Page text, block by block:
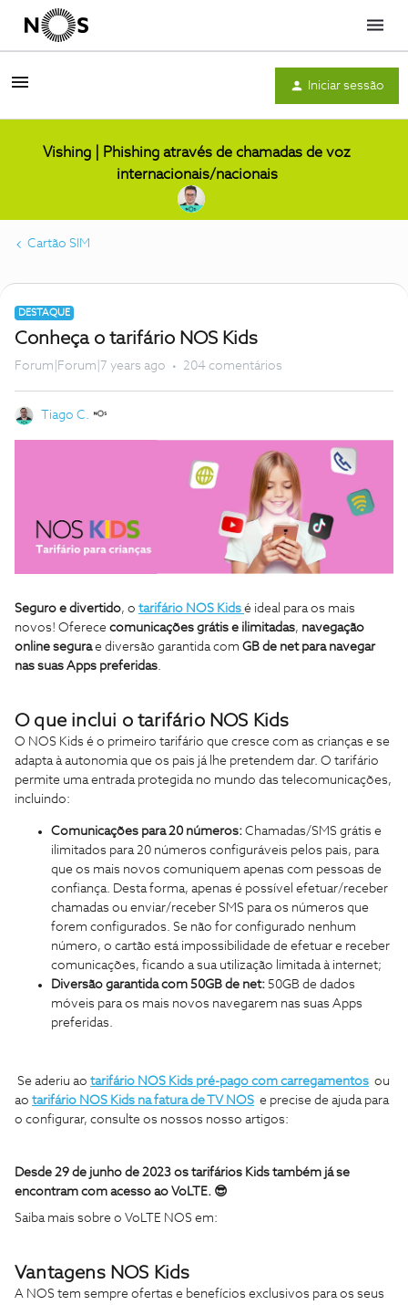
Menu
Iniciar sessão
Vishing | Phishing através de chamadas de voz
internacionais/nacionais
Cartão SIM
DESTAQUE
Conheça o tarifário NOS Kids
Forum|Forum|7 years ago 204 comentários
Tiago C.
Seguro e divertido, o tarifário NOS Kids é ideal para os mais
novos! Oferece comunicações grátis e ilimitadas, navegação
online segurae diversão garantida com GB de net para navegar
nas suas Apps preferidas.
O que inclui o tarifário NOS Kids
O NOS Kids é o primeiro tarifário que cresce com as crianças e se
adapta à autonomia que os pais já lhe pretendem dar. O tarifário
permite uma entrada protegida no mundo das telecomunicações,
incluindo:
Comunicações para 20 números: Chamadas/SMS grátis e
ilimitados para 20 números configuráveis pelos pais, para
que os mais novos comuniquem apenas com pessoas de
confiança. Desta forma, apenas é possível efetuar/receber
chamadas ou enviar/receber SMS para os números que
forem configurados. Se não for configurado nenhum
número, o cartão está impossibilidade de efetuar e receber
comunicações, ficando a sua utilização limitada à internet;
Diversão garantida com 50GB de net: 50GB de dados
móveis para os mais novos navegarem nas suas Apps
preferidas.
Se aderiu ao tarifário NOS Kids pré-pago com carregamentos ou
ao tarifário NOS Kids na fatura de TV NOS e precise de ajuda para
o configurar, consulte os nossos nosso artigos:
Desde 29 de junho de 2023 os tarifários Kids também já se
encontram com acesso ao VoLTE. 😎
Saiba mais sobre o VoLTE NOS em:
Vantagens NOS Kids
A NOS tem sempre ofertas e benefícios exclusivos para os seus